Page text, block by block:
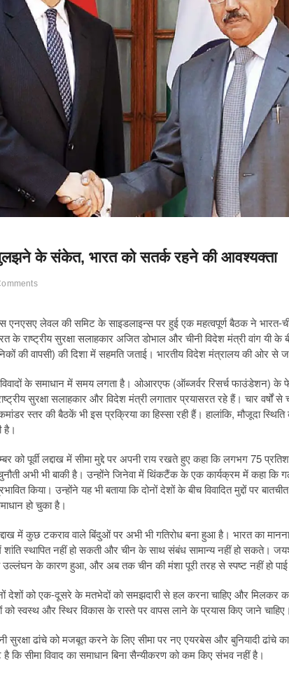
सुलझने के संकेत, भारत को सतर्क रहने की आवश्यक्ता
एनएसए लेवल की समिट के साइडलाइन्स पर हुई एक महत्वपूर्ण बैठक ने भारत-
राष्ट्रीय सुरक्षा सलाहकार अजित डोभाल और चीनी विदेश मंत्री वांग यी के
की वापसी) की दिशा में सहमति जताई। भारतीय विदेश मंत्रालय की ओर से
विवादों के समाधान में समय लगता है। ओआरएफ (ऑब्जर्वर रिसर्च फाउंडेशन)
सुरक्षा सलाहकार और विदेश मंत्री लगातार प्रयासरत रहे हैं। चार वर्षों
स्तर की बैठकें भी इस प्रक्रिया का हिस्सा रही हैं। हालांकि, मौजूदा
है।
को पूर्वी लद्दाख में सीमा मुद्दे पर अपनी राय रखते हुए कहा कि लगभग 75
अभी भी बाकी है। उन्होंने जिनेवा में थिंकटैंक के एक कार्यक्रम में कहा कि
किया। उन्होंने यह भी बताया कि दोनों देशों के बीच विवादित मुद्दों पर
हो चुका है।
में कुछ टकराव वाले बिंदुओं पर अभी भी गतिरोध बना हुआ है। भारत का
में शांति स्थापित नहीं हो सकती और चीन के साथ संबंध सामान्य नहीं हो
के कारण हुआ, और अब तक चीन की मंशा पूरी तरह से स्पष्ट नहीं हो
देशों को एक-दूसरे के मतभेदों को समझदारी से हल करना चाहिए और मिलकर
को स्वस्थ और स्थिर विकास के रास्ते पर वापस लाने के प्रयास किए जाने चाहिए।
सुरक्षा ढांचे को मजबूत करने के लिए सीमा पर नए एयरबेस और बुनियादी ढांचे
कि सीमा विवाद का समाधान बिना सैन्यीकरण को कम किए संभव नहीं है।